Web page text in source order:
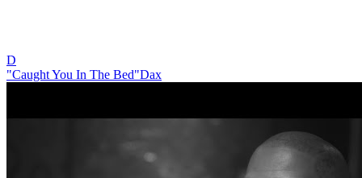
D
"Caught You In The Bed"Dax